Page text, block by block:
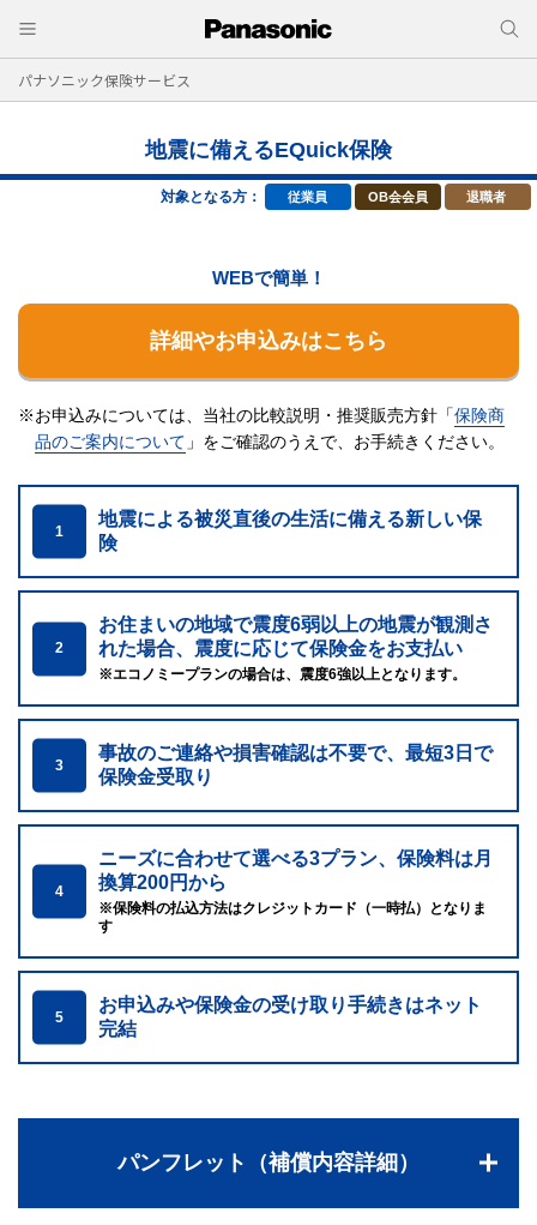
パナソニック保険サービス
地震に備えるEQuick保険
対象となる方： 従業員 OB会会員 退職者
WEBで簡単！
詳細やお申込みはこちら
※お申込みについては、当社の比較説明・推奨販売方針「保険商
品のご案内について 」をご確認のうえで、 お手続きください。
1
地震による被災直後の生活に備える新しい保
険
2
お住まいの地域で震度6弱以上の地震が観測さ
れた場合、震度に応じて保険金をお支払い
※エコノミープランの場合は、震度6強以上となります。
3
事故のご連絡や損害確認は不要で、最短3日で
保険金受取り
4
ニーズに合わせて選べる3プラン、保険料は月
換算200円から
※保険料の払込方法はクレジットカード（一時払）となりま
す
5
お申込みや保険金の受け取り手続きはネット
完結
パンフレット（補償内容詳細）